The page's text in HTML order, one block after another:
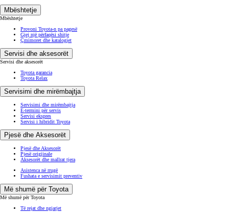
Mbështetje
Mbështetje
Provoni Toyota-n pa pagesë
Gjej një përfaqësi shitje
Çmimoret dhe katalogjet
Servisi dhe aksesorët
Servisi dhe aksesorët
Toyota garancia
Toyota Relax
Servisimi dhe mirëmbajtja
Servisimi dhe mirëmbajtja
E-termini për servis
Servisi ekspres
Servisi i hibridit Toyota
Pjesë dhe Aksesorët
Pjesë dhe Aksesorët
Pjesë origjinale
Aksesorët dhe mallrat tjera
Asistenca në rrugë
Fushata e servisimit preventiv
Më shumë për Toyota
Më shumë për Toyota
Të rejat dhe ngjarjet